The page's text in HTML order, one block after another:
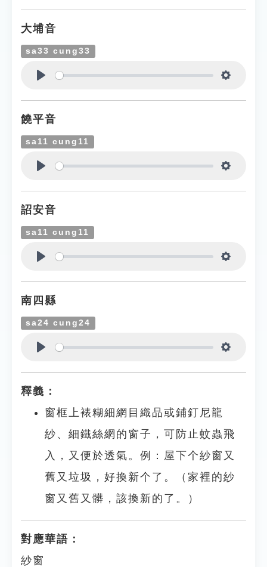
大埔音
sa33 cung33
饒平音
sa11 cung11
詔安音
sa11 cung11
南四縣
sa24 cung24
釋義：
窗框上裱糊細網目織品或鋪釘尼龍
紗、細鐵絲網的窗子，可防止蚊蟲飛
入，又便於透氣。例：屋下个紗窗又
舊又垃圾，好換新个了。（家裡的紗
窗又舊又髒，該換新的了。）
對應華語：
紗窗